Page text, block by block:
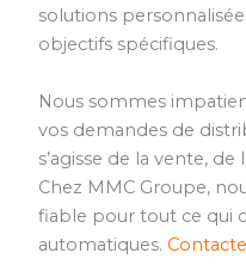
solutions
objectifs spécifiques.
Nous sommes
vos demandes de
s’agisse de la vente,
Chez MMC Groupe,
fiable pour tout ce qui
automatiques.